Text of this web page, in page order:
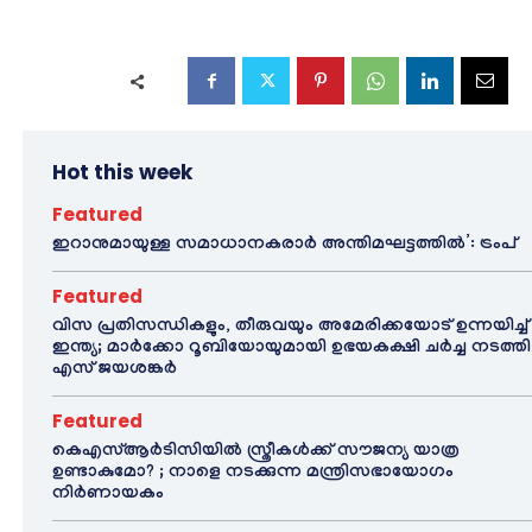
Hot this week
Featured
ഇറാനുമായുള്ള സമാധാനകരാർ അന്തിമഘട്ടത്തിൽ‌’: ട്രംപ്
Featured
വിസ പ്രതിസന്ധികളും, തീരുവയും അമേരിക്കയോട് ഉന്നയിച്ച്
ഇന്ത്യ; മാർക്കോ റൂബിയോയുമായി ഉഭയകക്ഷി ചർച്ച നടത്തി
എസ് ജയശങ്കർ
Featured
കെഎസ്ആർടിസിയിൽ സ്ത്രീകൾക്ക് സൗജന്യ യാത്ര
ഉണ്ടാകുമോ? ; നാളെ നടക്കുന്ന മന്ത്രിസഭായോഗം
നിർണായകം